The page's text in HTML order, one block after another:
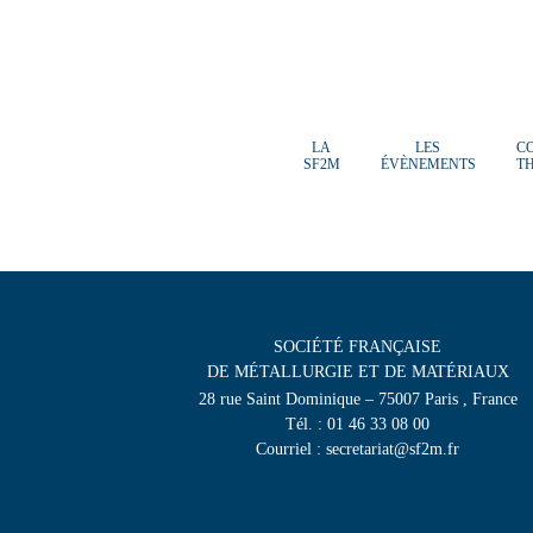
LA
SF2M
LES
ÉVÈNEMENTS
SOCIÉTÉ FRANÇAISE
DE MÉTALLURGIE ET DE MATÉRIAUX
28 rue Saint Dominique – 75007 Paris , France
Tél. : 01 46 33 08 00
Courriel : secretariat@sf2m.fr